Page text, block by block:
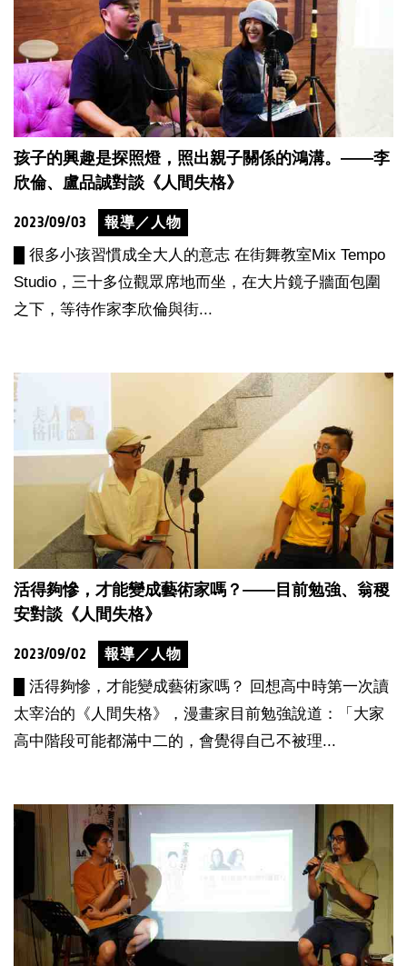
孩子的興趣是探照燈，照出親子關係的鴻溝。——李
欣倫、盧品誠對談《人間失格》
2023/09/03 報導／人物
█ 很多小孩習慣成全大人的意志 在街舞教室Mix Tempo
Studio，三十多位觀眾席地而坐，在大片鏡子牆面包圍
之下，等待作家李欣倫與街...
活得夠慘，才能變成藝術家嗎？——目前勉強、翁稷
安對談《人間失格》
2023/09/02 報導／人物
█ 活得夠慘，才能變成藝術家嗎？ 回想高中時第一次讀
太宰治的《人間失格》，漫畫家目前勉強說道：「大家
高中階段可能都滿中二的，會覺得自己不被理...